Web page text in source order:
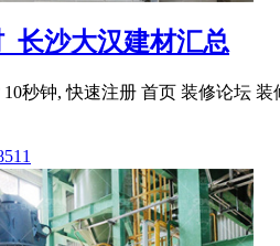
长沙大汉建材汇总
秒钟, 快速注册 首页 装修论坛